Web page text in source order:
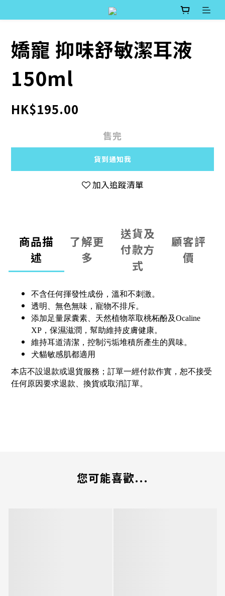
嬌寵 抑味舒敏潔耳液
150ml
HK$195.00
售完
貨到通知我
加入追蹤清單
商品描
述
了解更
多
送貨及
付款方
式
顧客評
價
不含任何揮發性成份，溫和不刺激。
透明、無色無味，寵物不排斥。
添加足量尿囊素、天然植物萃取桃柘酚及Ocaline
XP，保濕滋潤，幫助維持皮膚健康。
維持耳道清潔，控制污垢堆積所產生的異味。
犬貓敏感肌都適用
本店不設退款或退貨服務；訂單一經付款作實，恕不接受
任何原因要求退款、換貨或取消訂單。
您可能喜歡...